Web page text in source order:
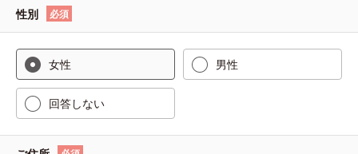
性別 必須
女性 男性
回答しない